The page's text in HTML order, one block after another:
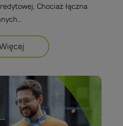
Chociaż łączna